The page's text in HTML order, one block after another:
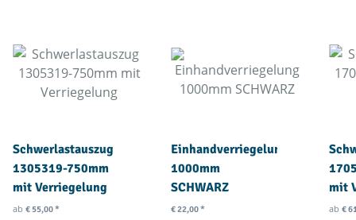
Schwerlastauszug
1305319-750mm
mit Verriegelung
ab € 55,00*
Einhandverriegelung
1000mm
SCHWARZ
€ 22,00*
mit
ab €